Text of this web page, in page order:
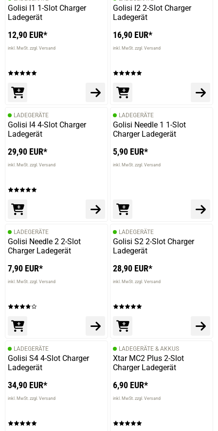
prev
Golisi I1 1-Slot Charger
Ladegerät
12,90 EUR*
inkl. MwSt. zzgl. Versand
Golisi I2 2-Slot Charger
Ladegerät
16,90 EUR*
inkl. MwSt. zzgl. Versand
LADEGERÄTE
Golisi I4 4-Slot Charger
Ladegerät
29,90 EUR*
inkl. MwSt. zzgl. Versand
LADEGERÄTE
Golisi Needle 1 1-Slot
Charger Ladegerät
5,90 EUR*
inkl. MwSt. zzgl. Versand
LADEGERÄTE
Golisi Needle 2 2-Slot
Charger Ladegerät
7,90 EUR*
inkl. MwSt. zzgl. Versand
LADEGERÄTE
Golisi S2 2-Slot Charger
Ladegerät
28,90 EUR*
inkl. MwSt. zzgl. Versand
LADEGERÄTE
Golisi S4 4-Slot Charger
Ladegerät
34,90 EUR*
inkl. MwSt. zzgl. Versand
LADEGERÄTE & AKKUS
Xtar MC2 Plus 2-Slot
Charger Ladegerät
6,90 EUR*
inkl. MwSt. zzgl. Versand